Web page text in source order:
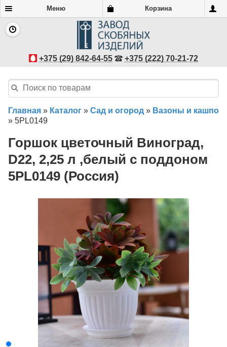
Меню Корзина
+375 (29) 842-64-55 +375 (222) 70-21-72
Главная » Каталог » Сад и огород » Вазоны и кашпо
» 5PL0149
Горшок цветочный Виноград,
D22, 2,25 л ,белый с поддоном
5PL0149 (Россия)